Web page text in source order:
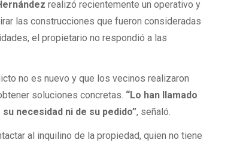
realizó recientemente un operativo y
las construcciones que fueron consideradas
el propietario no respondió a las
no es nuevo y que los vecinos realizaron
soluciones concretas. “Lo han llamado
necesidad ni de su pedido”, señaló.
al inquilino de la propiedad, quien no tiene